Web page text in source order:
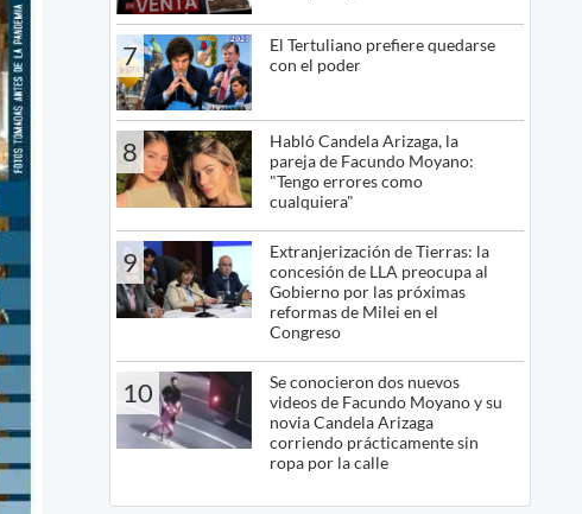
7
El Tertuliano prefiere quedarse
con el poder
8
Habló Candela Arizaga, la
pareja de Facundo Moyano:
"Tengo errores como
cualquiera"
9
Extranjerización de Tierras: la
concesión de LLA preocupa al
Gobierno por las próximas
reformas de Milei en el
Congreso
10
Se conocieron dos nuevos
videos de Facundo Moyano y su
novia Candela Arizaga
corriendo prácticamente sin
ropa por la calle